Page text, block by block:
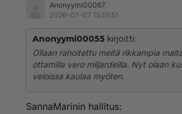
Anonyymi00067
2026-07-07 15:01:51
Anonyymi00055 kirjoitti:
Ollaan rahoitettu meitä rikkampia
ottamilla vero miljardeilla. Nyt oĺaan
veloissa kaulaa myöten.
SannaMarinin hallitus: